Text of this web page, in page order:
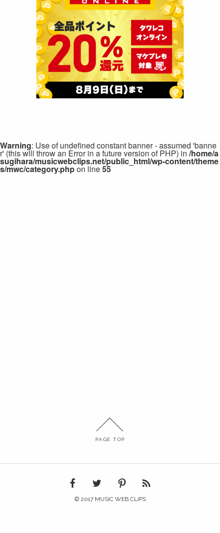
Warning: Use of undefined constant banner - assumed 'banne
r' (this will throw an Error in a future version of PHP) in /home/a
sugihara/musicwebclips.net/public_html/wp-content/theme
s/mwc/category.phpon line55
PAGE TOP
© 2017 MUSIC WEB CLIPS